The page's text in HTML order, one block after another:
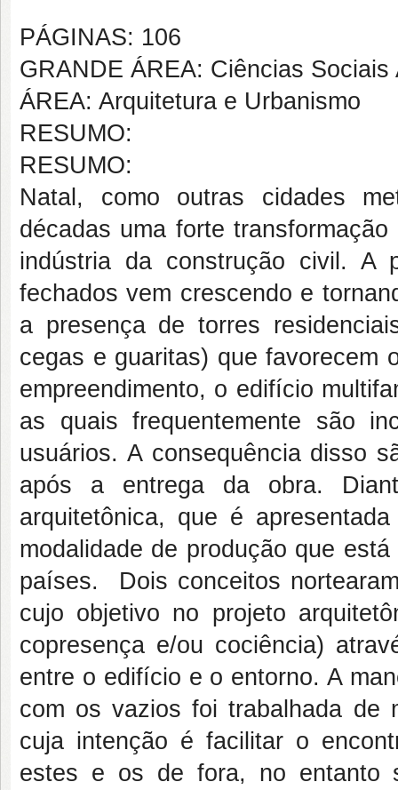
PÁGINAS: 106
GRANDE ÁREA: Ciências Sociais
ÁREA: Arquitetura e Urbanismo
RESUMO:
RESUMO:
Natal, como outras cidades
décadas uma forte
indústria da construção civil. A
fechados vem crescendo e
a presença de torres
cegas e guaritas) que favorecem
empreendimento, o edifício
as quais frequentemente são
usuários. A consequência disso
após a entrega da obra.
arquitetônica, que é
modalidade de produção que
países. Dois conceitos
cujo objetivo no projeto
copresença e/ou cociência)
entre o edifício e o entorno. A
com os vazios foi trabalhada de
cuja intenção é facilitar o
estes e os de fora, no entanto